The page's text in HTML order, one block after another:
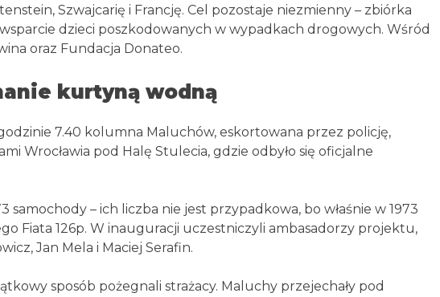
Szwajcarię i Francję. Cel pozostaje niezmienny – zbiórka
dzieci poszkodowanych w wypadkach drogowych. Wśród
oraz Fundacja Donateo.
kurtyną wodną
7.40 kolumna Maluchów, eskortowana przez policję,
Wrocławia pod Halę Stulecia, gdzie odbyło się oficjalne
samochody – ich liczba nie jest przypadkowa, bo właśnie w 1973
Fiata 126p. W inauguracji uczestniczyli ambasadorzy projektu,
Jan Mela i Maciej Serafin.
sposób pożegnali strażacy. Maluchy przejechały pod